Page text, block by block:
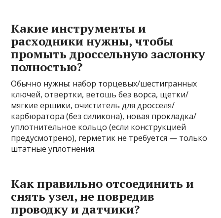
Какие инструменты и
расходники нужны, чтобы
промыть дроссельную заслонку
полностью?
Обычно нужны: набор торцевых/шестигранных
ключей, отвертки, ветошь без ворса, щетки/
мягкие ершики, очиститель для дросселя/
карбюратора (без силикона), новая прокладка/
уплотнительное кольцо (если конструкцией
предусмотрено), герметик не требуется — только
штатные уплотнения.
Как правильно отсоединить и
снять узел, не повредив
проводку и датчики?